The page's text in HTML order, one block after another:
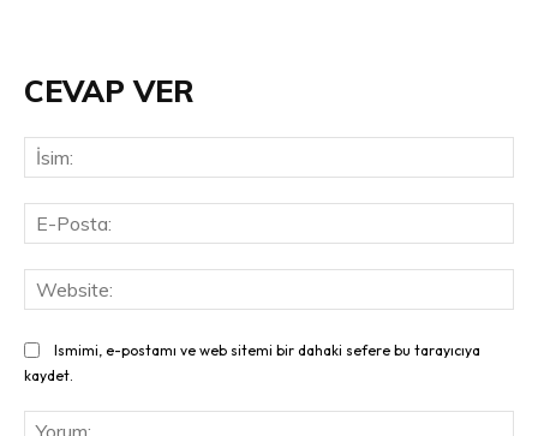
CEVAP VER
Ismimi, e-postamı ve web sitemi bir dahaki sefere bu tarayıcıya
kaydet.